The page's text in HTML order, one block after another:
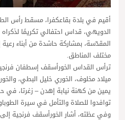
أقيم في بلدة بقاعكفرا، مسقط رأس
الدويهي، قداس احتفالي تكريمًا لذكراه
المقدّسة، بمشاركة حاشدة من أبناء
مختلف المناطق.
ترأس القداس الخورأسقف إسطفان
ميلاد مخلوف، الخوري خليل البطي،
يمين من كهنة نيابة إهدن – زغرتا، في
توافدوا للصلاة والتأمل في سيرة
وفي عظته، أشار الخورأسقف فرنجية